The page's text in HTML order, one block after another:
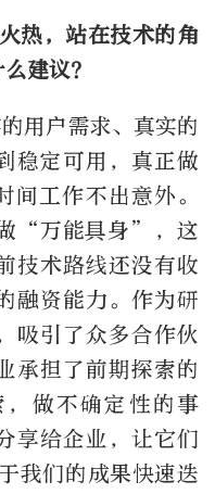
热，站在技术的角
建议？
用户需求、真实的
稳定可用，真正做
工作不出意外。
“万能具身”，这
技术路线还没有收
融资能力。作为研
吸引了众多合作伙
承担了前期探索的
做不确定性的事
享给企业，让它们
我们的成果快速迭